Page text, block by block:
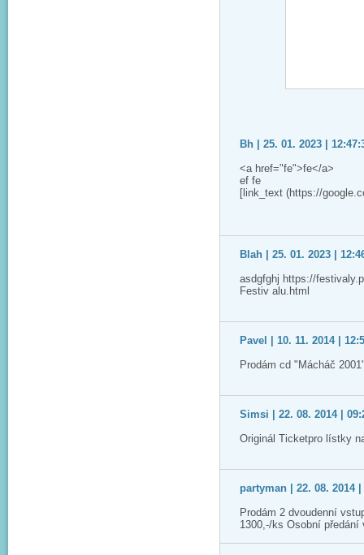
Bh | 25. 01. 2023 |
<a href="fe">fe</a>
ef fe
[link_text (https://
Blah | 25. 01. 2023 |
asdgfghj https://
Festiv alu.html
Pavel | 10. 11. 2014 |
Prodám cd "Mácháč
Simsi | 22. 08. 2014 |
Originál Ticketpro lístky
partyman | 22. 08. 2014 |
Prodám 2 dvoudenní
1300,-/ks Osobní